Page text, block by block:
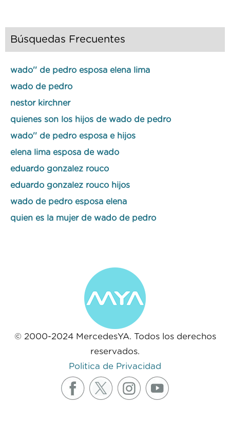
Búsquedas Frecuentes
wado'' de pedro esposa elena lima
wado de pedro
nestor kirchner
quienes son los hijos de wado de pedro
wado'' de pedro esposa e hijos
elena lima esposa de wado
eduardo gonzalez rouco
eduardo gonzalez rouco hijos
wado de pedro esposa elena
quien es la mujer de wado de pedro
© 2000-2024 MercedesYA. Todos los derechos
reservados.
Politica de Privacidad